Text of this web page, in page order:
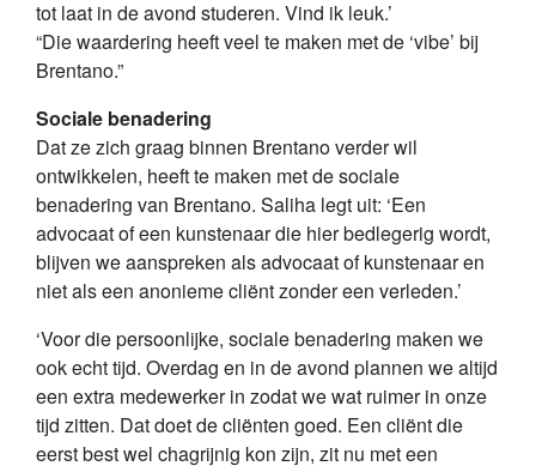
tot laat in de avond studeren. Vind ik leuk.’
“Die waardering heeft veel te maken met de ‘vibe’ bij
Brentano.”
Sociale benadering
Dat ze zich graag binnen Brentano verder wil
ontwikkelen, heeft te maken met de sociale
benadering van Brentano. Saliha legt uit: ‘Een
advocaat of een kunstenaar die hier bedlegerig wordt,
blijven we aanspreken als advocaat of kunstenaar en
niet als een anonieme cliënt zonder een verleden.’
‘Voor die persoonlijke, sociale benadering maken we
ook echt tijd. Overdag en in de avond plannen we altijd
een extra medewerker in zodat we wat ruimer in onze
tijd zitten. Dat doet de cliënten goed. Een cliënt die
eerst best wel chagrijnig kon zijn, zit nu met een